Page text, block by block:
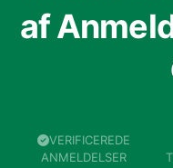
af
VERIFICEREDE
ANMELDELSER